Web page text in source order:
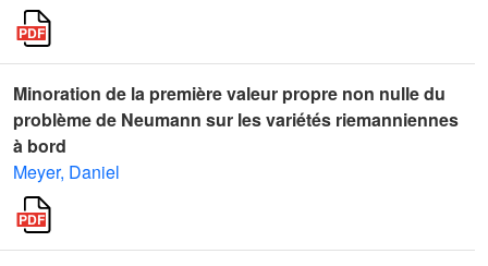
Minoration de la première valeur propre non nulle du
problème de Neumann sur les variétés riemanniennes
à bord
Meyer, Daniel